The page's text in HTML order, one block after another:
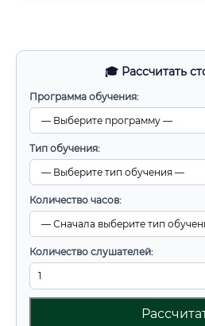
🎓 Рассчитать
Программа обучения:
Тип обучения:
Количество часов:
Количество слушателей: